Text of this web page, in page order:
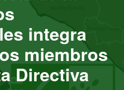
integra
miembros
Directiva